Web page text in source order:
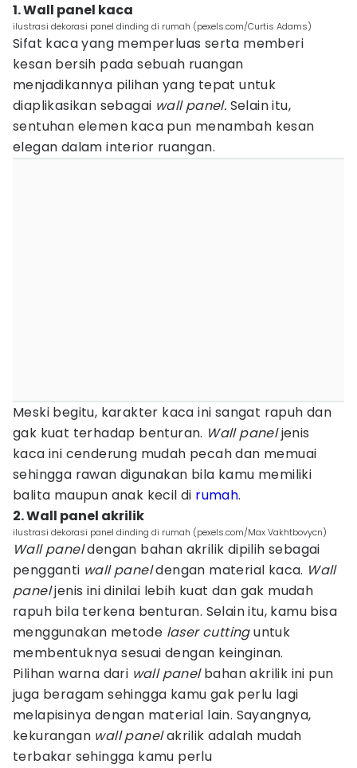
1. Wall panel kaca
ilustrasi dekorasi panel dinding di rumah (pexels.com/Curtis Adams)
Sifat kaca yang memperluas serta memberi
kesan bersih pada sebuah ruangan
menjadikannya pilihan yang tepat untuk
diaplikasikan sebagai wall panel. Selain itu,
sentuhan elemen kaca pun menambah kesan
elegan dalam interior ruangan.
Meski begitu, karakter kaca ini sangat rapuh dan
gak kuat terhadap benturan. Wall paneljenis
kaca ini cenderung mudah pecah dan memuai
sehingga rawan digunakan bila kamu memiliki
balita maupun anak kecil di rumah.
2. Wall panel akrilik
ilustrasi dekorasi panel dinding di rumah (pexels.com/Max Vakhtbovycn)
Wall paneldengan bahan akrilik dipilih sebagai
pengganti wall paneldengan material kaca. Wall
paneljenis ini dinilai lebih kuat dan gak mudah
rapuh bila terkena benturan. Selain itu, kamu bisa
menggunakan metode laser cuttinguntuk
membentuknya sesuai dengan keinginan.
Pilihan warna dari wall panelbahan akrilik ini pun
juga beragam sehingga kamu gak perlu lagi
melapisinya dengan material lain. Sayangnya,
kekurangan wall panelakrilik adalah mudah
terbakar sehingga kamu perlu